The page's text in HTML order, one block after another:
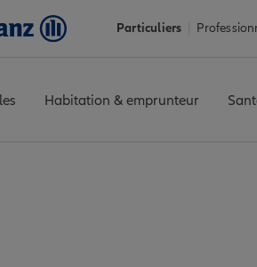
Particuliers
Habitation & emprunteur